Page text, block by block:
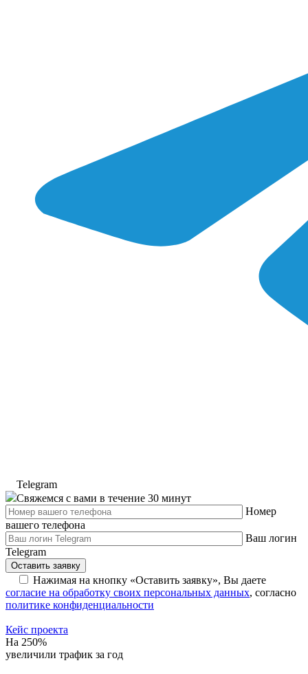
Telegram
Свяжемся с вами в течение 30 минут
Номер
вашего телефона
Ваш логин
Telegram
Оставить заявку
Нажимая на кнопку «Оставить заявку», Вы даете
согласие на обработку своих персональных данных, cогласно
политике конфиденциальности
Кейс проекта
На 250%
увеличили трафик за год